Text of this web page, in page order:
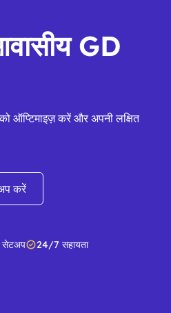
GD
ऑप्टिमाइज़ करें और अपनी लक्षित
करें
24/7 सहायता